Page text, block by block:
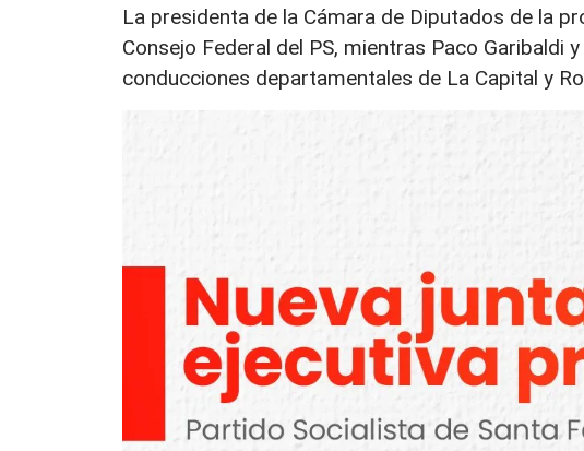
La presidenta de la Cámara de Diputados de la
Consejo Federal del PS, mientras Paco Garibaldi
conducciones departamentales de La Capital y